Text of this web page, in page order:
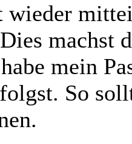
wieder
machst
mein
So